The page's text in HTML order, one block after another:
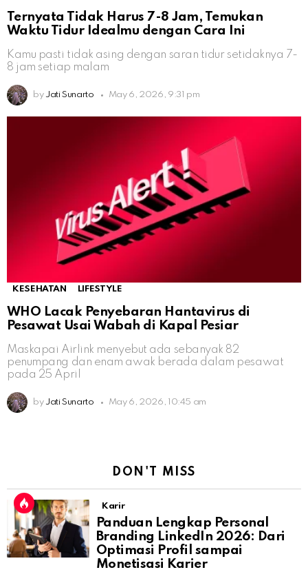
Ternyata Tidak Harus 7-8 Jam, Temukan
Waktu Tidur Idealmu dengan Cara Ini
Kamu pasti tidak asing dengan saran tidur setidaknya 7-
8 jam setiap malam
by Jati Sunarto May 6, 2026, 9:31 pm
KESEHATAN LIFESTYLE
WHO Lacak Penyebaran Hantavirus di
Pesawat Usai Wabah di Kapal Pesiar
Maskapai Airlink menyebut ada sebanyak 82
penumpang dan enam awak berada dalam pesawat
pada 25 April
by Jati Sunarto May 6, 2026, 10:45 am
DON'T MISS
Karir
Panduan Lengkap Personal
Branding LinkedIn 2026: Dari
Optimasi Profil sampai
Monetisasi Karier